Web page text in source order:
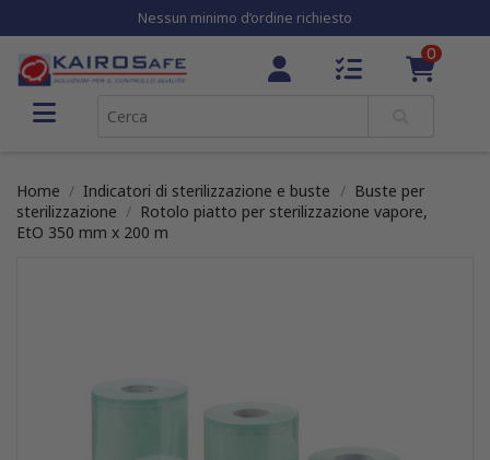
Nessun minimo d’ordine richiesto
0
Home Indicatori di sterilizzazione e buste
Buste per
sterilizzazione
Rotolo piatto per sterilizzazione vapore,
EtO 350 mm x 200 m